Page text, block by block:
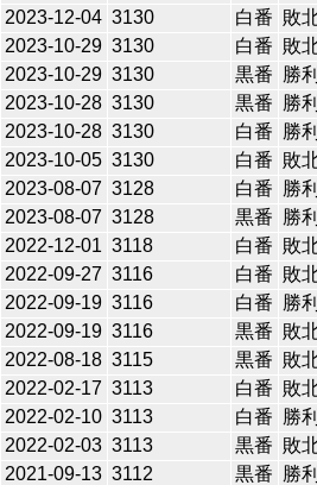
2023-12-04 3130 白番 敗
2023-10-29 3130 白番 敗
2023-10-29 3130 黒番 勝利
2023-10-28 3130 黒番 勝利
2023-10-28 3130 白番 勝利
2023-10-05 3130 白番 敗
2023-08-07 3128 白番 勝利
2023-08-07 3128 黒番 勝利
2022-12-01 3118 白番 敗
2022-09-27 3116 白番 敗
2022-09-19 3116 白番 勝利
2022-09-19 3116 黒番 敗
2022-08-18 3115 黒番 敗
2022-02-17 3113 白番 敗
2022-02-10 3113 白番 勝利
2022-02-03 3113 黒番 敗
2021-09-13 3112 黒番 勝利